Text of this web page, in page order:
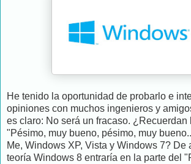
He tenido la oportunidad de probarlo e
opiniones con muchos ingenieros y
es claro: No será un fracaso. ¿Recuerdan
"Pésimo, muy bueno, pésimo, muy
Me, Windows XP, Vista y Windows 7? De
teoría Windows 8 entraría en la parte del